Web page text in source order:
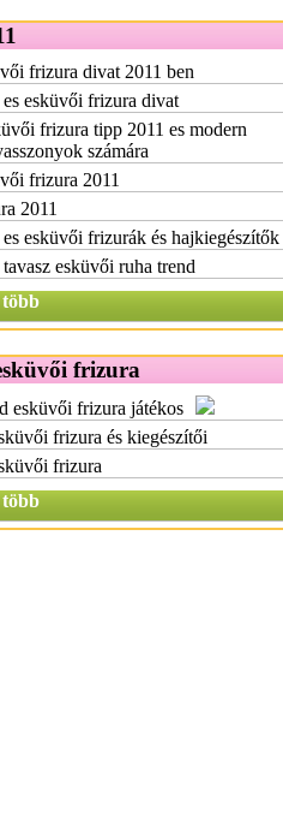
frizura divat 2011 ben
es esküvői frizura divat
frizura tipp 2011 es modern
számára
frizura 2011
2011
es esküvői frizurák és hajkiegészítők
tavasz esküvői ruha trend
frizura
esküvői frizura játékos
frizura és kiegészítői
frizura